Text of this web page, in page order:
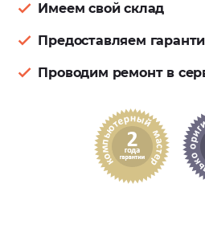
Имеем свой склад
Предоставляем
Проводим ремонт в